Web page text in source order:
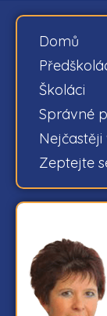
Domů
Školáci
Správné
Zeptejte